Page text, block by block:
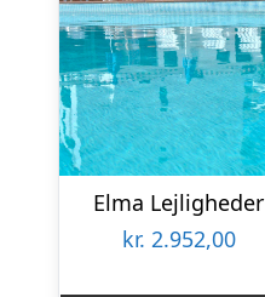
Elma Lejligheder
kr. 2.952,00